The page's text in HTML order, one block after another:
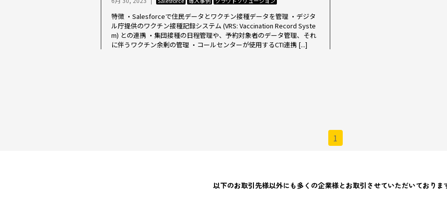
特徴 ・Salesforceで住民データとワクチン接種データを管理 ・デジタ
ル庁提供のワクチン接種記録システム (VRS: Vaccination Record Syste
m) との連携 ・集団接種の日程管理や、予約対象者のデータ管理、それ
に伴うワクチン余剰の管理 ・コールセンターが使用するCTI連携 [...]
1
以下のお取引先様以外にも多くの企業様とお取引させていただいておりま